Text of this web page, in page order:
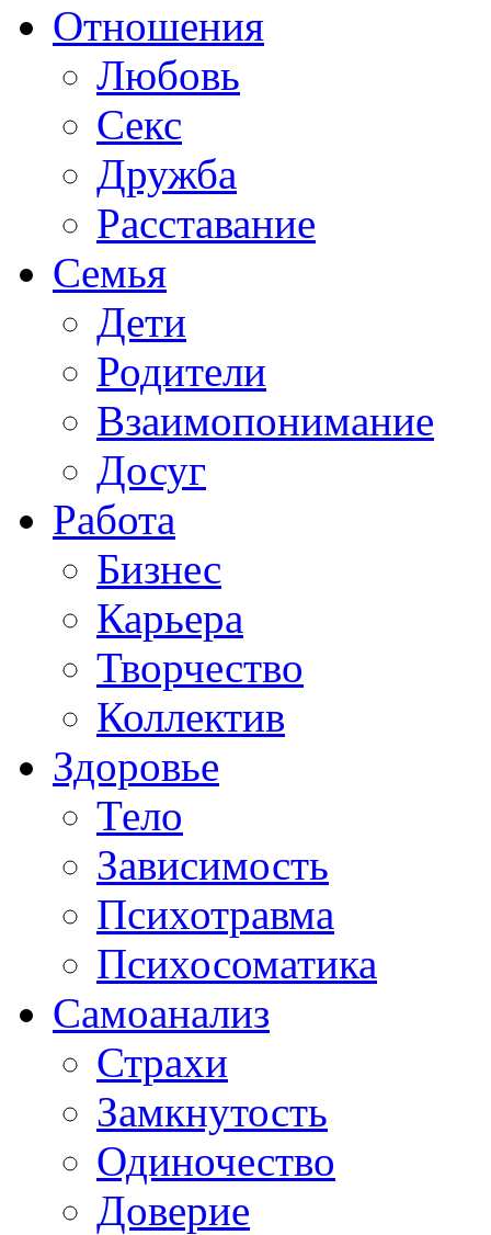
Отношения
Любовь
Секс
Дружба
Расставание
Семья
Дети
Родители
Взаимопонимание
Досуг
Работа
Бизнес
Карьера
Творчество
Коллектив
Здоровье
Тело
Зависимость
Психотравма
Психосоматика
Самоанализ
Страхи
Замкнутость
Одиночество
Доверие